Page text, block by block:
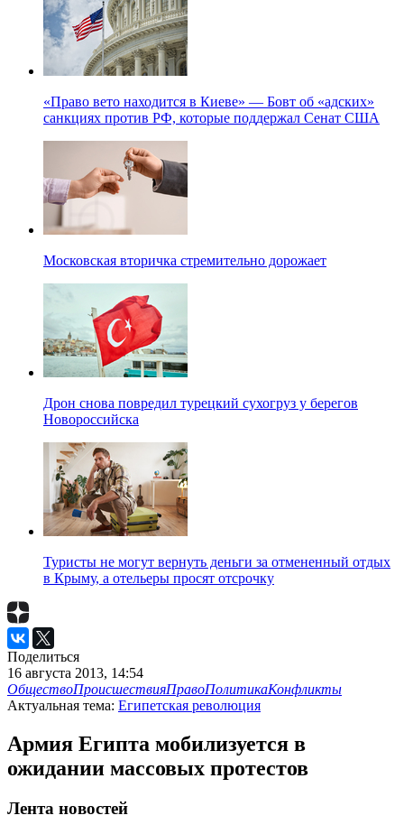
«Право вето находится в Киеве» — Бовт об «адских»
санкциях против РФ, которые поддержал Сенат США
Московская вторичка стремительно дорожает
Дрон снова повредил турецкий сухогруз у берегов
Новороссийска
Туристы не могут вернуть деньги за отмененный отдых
в Крыму, а отельеры просят отсрочку
Поделиться
16 августа 2013, 14:54
ОбществоПроисшествияПравоПолитикаКонфликты
Актуальная тема: Египетская революция
Армия Египта мобилизуется в
ожидании массовых протестов
Лента новостей